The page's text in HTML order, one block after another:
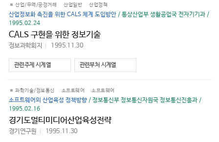
산업/무역/공정거래 산업일반 산업정책
산업정보화 촉진을 위한 CALS 체계 도입방안 / 통상산업부 생활공업국 전자기기과 /
1995.02.24
CALS 구현을 위한 정보기술
정보과학회지 1995.11.30
가
기
관련주제 시계열 관련부처 시계열
과학기술/정보통신 소프트웨어 소프트웨어
소프트웨어의 산업육성 정책방향 / 정보통신부 정보통신자원국 정보통신진흥과 /
1995.02.16
경기도멀티미디어산업육성전략
경기연구원 1995.11.30